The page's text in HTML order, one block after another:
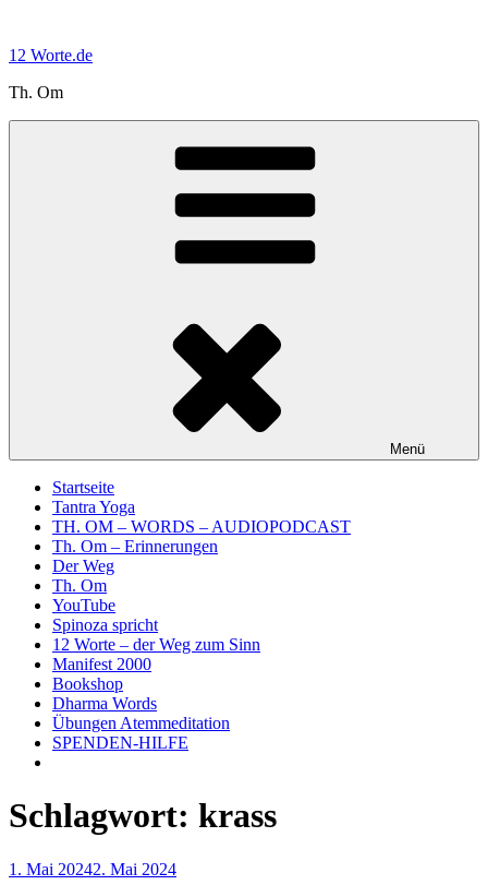
springen
12 Worte.de
Th. Om
Menü
Startseite
Tantra Yoga
TH. OM – WORDS – AUDIOPODCAST
Th. Om – Erinnerungen
Der Weg
Th. Om
YouTube
Spinoza spricht
12 Worte – der Weg zum Sinn
Manifest 2000
Bookshop
Dharma Words
Übungen Atemmeditation
SPENDEN-HILFE
Schlagwort: krass
Veröffentlicht
1. Mai 20242. Mai 2024